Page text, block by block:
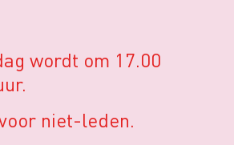
wordt om 17.00
niet-leden.